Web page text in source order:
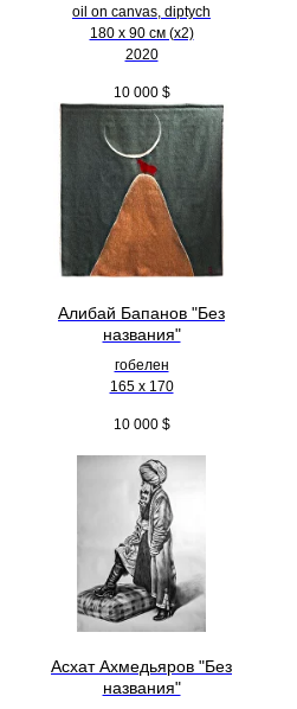
oil on canvas, diptych
180 x 90 см (х2)
2020
10 000 $
Алибай Бапанов "Без
названия"
гобелен
165 x 170
10 000 $
Асхат Ахмедьяров "Без
названия"